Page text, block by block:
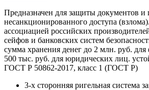
Предназначен для защиты документов и
несанкционированного доступа
ассоциацией российских
сейфов и банковских систем
сумма хранения денег до 2 млн. руб.
500 тыс. руб. для юридических лиц.
ГОСТ Р 50862-2017, класс 1 (ГОСТ Р)
3-х сторонняя ригельная система